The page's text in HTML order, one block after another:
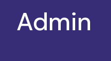
Admin